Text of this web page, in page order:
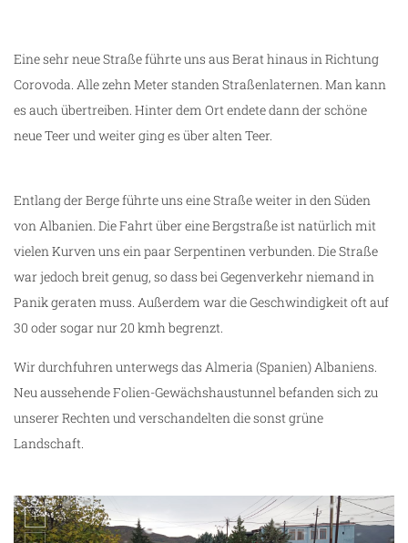
Eine sehr neue Straße führte uns aus Berat hinaus in Richtung
Corovoda. Alle zehn Meter standen Straßenlaternen. Man kann
es auch übertreiben. Hinter dem Ort endete dann der schöne
neue Teer und weiter ging es über alten Teer.
Entlang der Berge führte uns eine Straße weiter in den Süden
von Albanien. Die Fahrt über eine Bergstraße ist natürlich mit
vielen Kurven uns ein paar Serpentinen verbunden. Die Straße
war jedoch breit genug, so dass bei Gegenverkehr niemand in
Panik geraten muss. Außerdem war die Geschwindigkeit oft auf
30 oder sogar nur 20 kmh begrenzt.
Wir durchfuhren unterwegs das Almeria (Spanien) Albaniens.
Neu aussehende Folien-Gewächshaustunnel befanden sich zu
unserer Rechten und verschandelten die sonst grüne
Landschaft.